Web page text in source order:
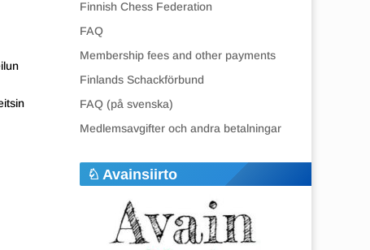
Finnish Chess Federation
FAQ
Membership fees and other payments
Finlands Schackförbund
FAQ (på svenska)
Medlemsavgifter och andra betalningar
Avainsiirto